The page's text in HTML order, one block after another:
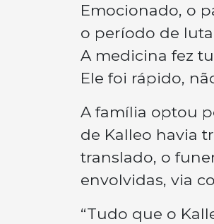
Emocionado, o
o período de
A medicina fez
Ele foi rápido,
A família optou
de Kalleo havia
translado, o
envolvidas, via
“Tudo que o